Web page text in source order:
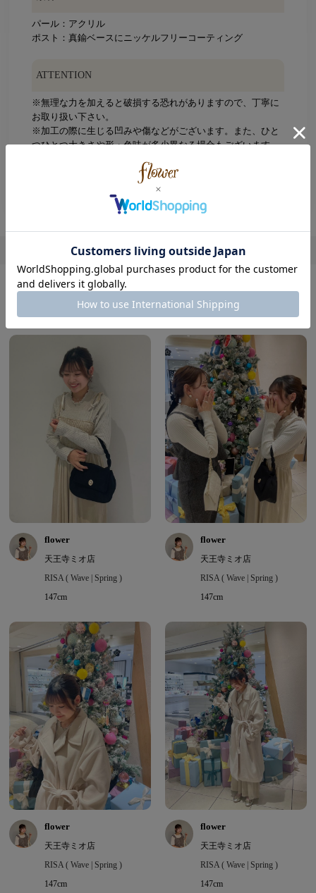
パール：アクリル
ポスト：真鍮ベースにニッケルフリーコーティング
ATTENTION
※無理な力を加えると破損する恐れがありますので、丁寧に
お取り扱い下さい。
※加工の際に生じる凹みや傷などがございます。また、ひと
つひとつ大きさや形・色味が多少異なる場合もございます。
※摩擦や引っ張り等により、破損する恐れがありますので、
丁寧にお取り扱い下さい。ご使用の際に周囲のものとの引っ
※こちらの商品はインポート商品です。
レビューを書く
この商品を使用したコーディネート
flower
天王寺ミオ店
RISA ( Wave | Spring )
147cm
flower
天王寺ミオ店
RISA ( Wave | Spring )
147cm
flower
天王寺ミオ店
RISA ( Wave | Spring )
147cm
flower
天王寺ミオ店
RISA ( Wave | Spring )
147cm